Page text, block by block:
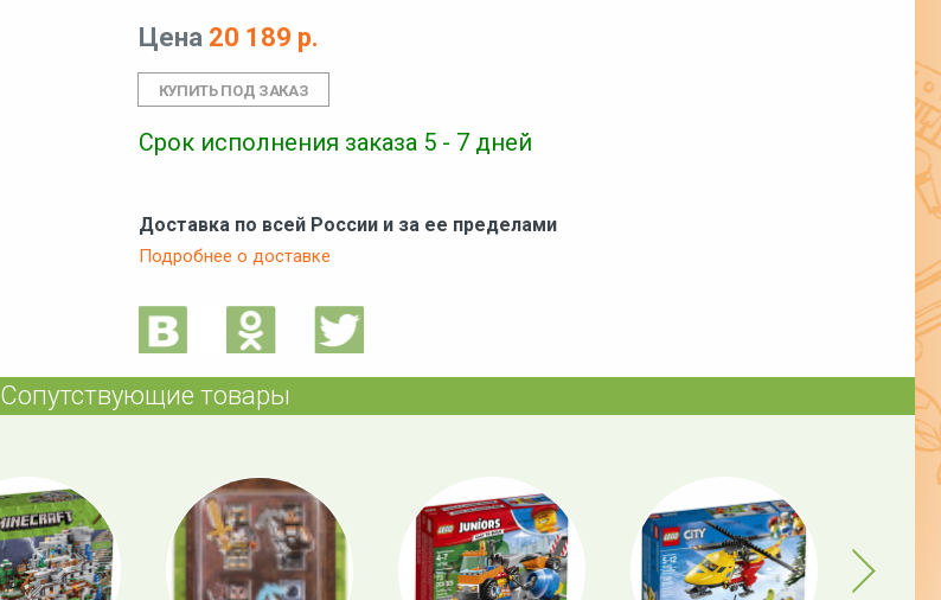
Цена 20 189 р.
Срок исполнения заказа 5 - 7 дней
Доставка по всей России и за ее пределами
Подробнее о доставке
Сопутствующие товары
Next